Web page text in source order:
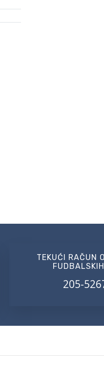
TEKUĆI RAČUN
205-